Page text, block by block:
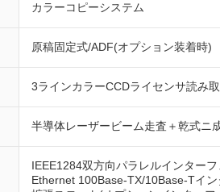
カラーコピーシステム
原稿固定式/ADF(オプション装着時)
3ラインカラーCCDライセンサ読み
半導体レーザービーム走査＋乾式ニ
IEEE1284双方向パラレルインター
Ethernet 100Base-TX/10Base-Tイ